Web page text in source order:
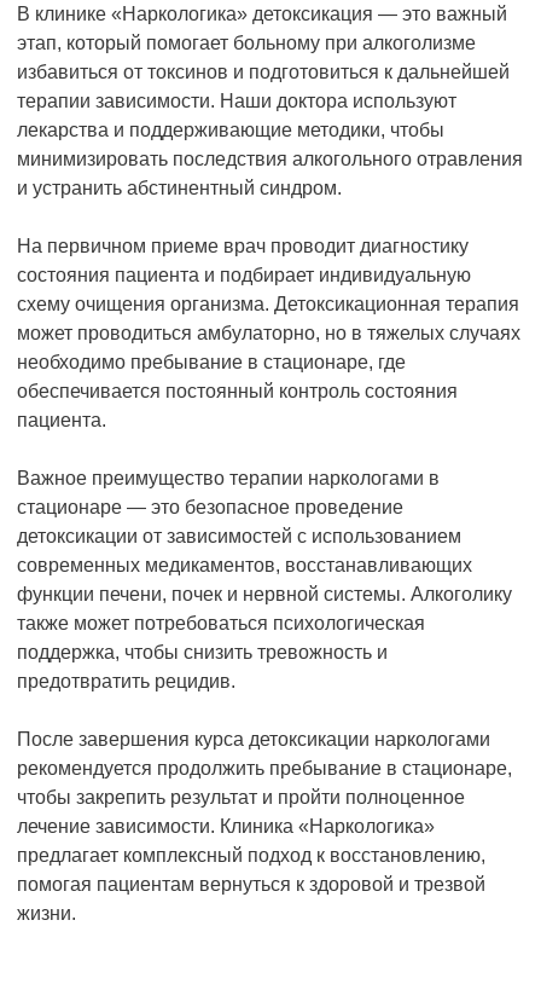
В клинике «Наркологика» детоксикация — это важный
этап, который помогает больному при алкоголизме
избавиться от токсинов и подготовиться к дальнейшей
терапии зависимости. Наши доктора используют
лекарства и поддерживающие методики, чтобы
минимизировать последствия алкогольного отравления
и устранить абстинентный синдром.
На первичном приеме врач проводит диагностику
состояния пациента и подбирает индивидуальную
схему очищения организма. Детоксикационная терапия
может проводиться амбулаторно, но в тяжелых случаях
необходимо пребывание в стационаре, где
обеспечивается постоянный контроль состояния
пациента.
Важное преимущество терапии наркологами в
стационаре — это безопасное проведение
детоксикации от зависимостей с использованием
современных медикаментов, восстанавливающих
функции печени, почек и нервной системы. Алкоголику
также может потребоваться психологическая
поддержка, чтобы снизить тревожность и
предотвратить рецидив.
После завершения курса детоксикации наркологами
рекомендуется продолжить пребывание в стационаре,
чтобы закрепить результат и пройти полноценное
лечение зависимости. Клиника «Наркологика»
предлагает комплексный подход к восстановлению,
помогая пациентам вернуться к здоровой и трезвой
жизни.